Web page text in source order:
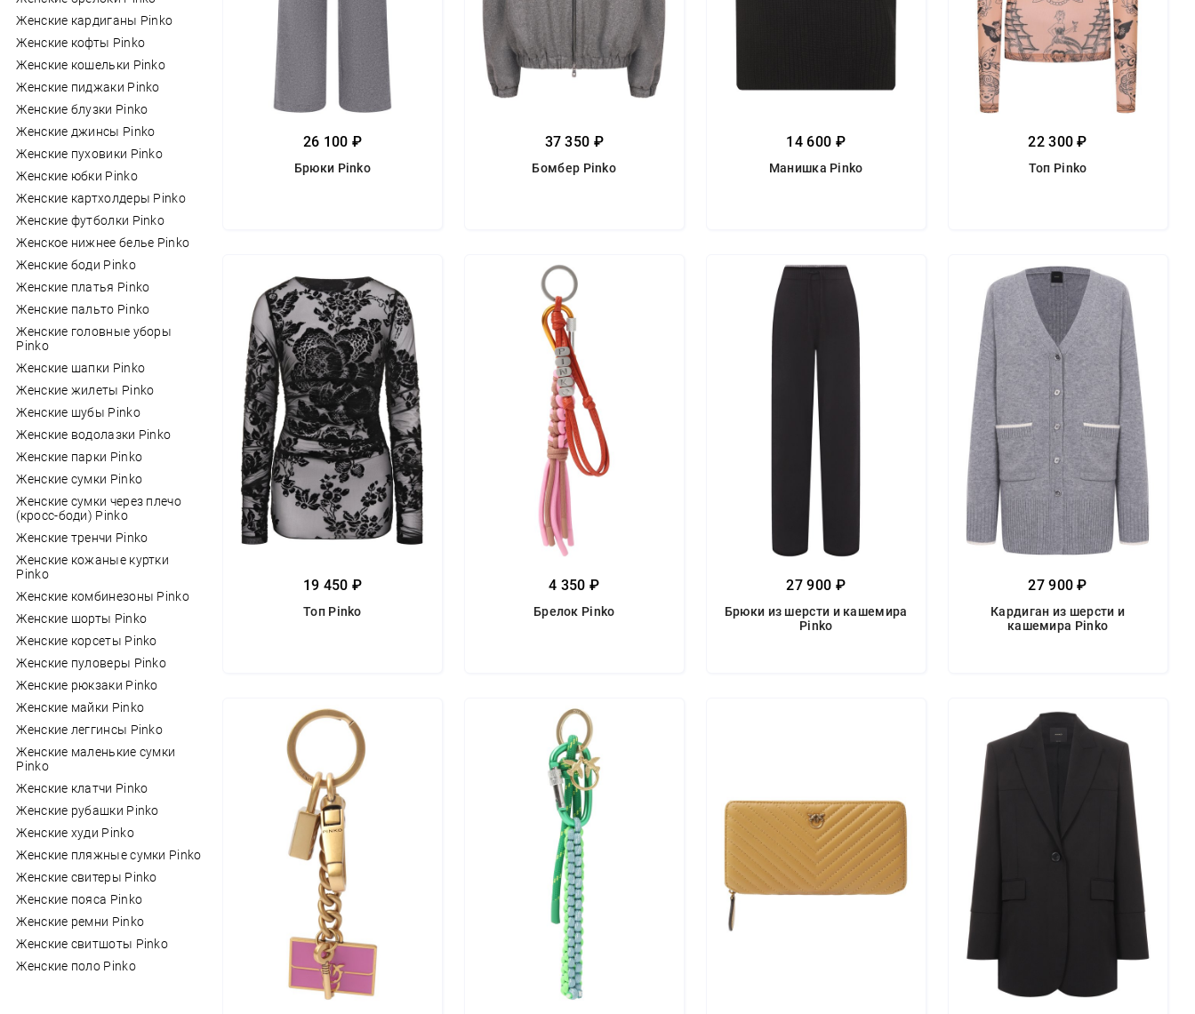
Женские кардиганы Pinko
Женские кофты Pinko
Женские кошельки Pinko
Женские пиджаки Pinko
Женские блузки Pinko
Женские джинсы Pinko
Женские пуховики Pinko
Женские юбки Pinko
Женские картхолдеры Pinko
Женские футболки Pinko
Женское нижнее белье Pinko
Женские боди Pinko
Женские платья Pinko
Женские пальто Pinko
Женские головные уборы
Pinko
Женские шапки Pinko
Женские жилеты Pinko
Женские шубы Pinko
Женские водолазки Pinko
Женские парки Pinko
Женские сумки Pinko
Женские сумки через плечо
(кросс-боди) Pinko
Женские тренчи Pinko
Женские кожаные куртки
Pinko
Женские комбинезоны Pinko
Женские шорты Pinko
Женские корсеты Pinko
Женские пуловеры Pinko
Женские рюкзаки Pinko
Женские майки Pinko
Женские леггинсы Pinko
Женские маленькие сумки
Pinko
Женские клатчи Pinko
Женские рубашки Pinko
Женские худи Pinko
Женские пляжные сумки Pinko
Женские свитеры Pinko
Женские пояса Pinko
Женские ремни Pinko
Женские свитшоты Pinko
Женские поло Pinko
26 100 ₽
Брюки Pinko
37 350 ₽
Бомбер Pinko
14 600 ₽
Манишка Pinko
22 300 ₽
Топ Pinko
19 450 ₽
Топ Pinko
4 350 ₽
Брелок Pinko
27 900 ₽
Брюки из шерсти и кашемира
Pinko
27 900 ₽
Кардиган из шерсти и
кашемира Pinko